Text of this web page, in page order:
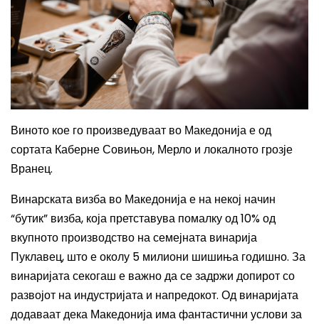
Виното кое го произведуваат во Македонија е од
сортата Каберне Совињон, Мерло и локалното грозје
Вранец.
Винарската визба во Македонија е на некој начин
“бутик” визба, која претставува помалку од 10% од
вкупното производство на семејната винарија
Пуклавец, што е околу 5 милиони шишиња годишно. За
винаријата секогаш е важно да се задржи допирот со
развојот на индустријата и напредокот. Од винаријата
додаваат дека Македонија има фантастични услови за